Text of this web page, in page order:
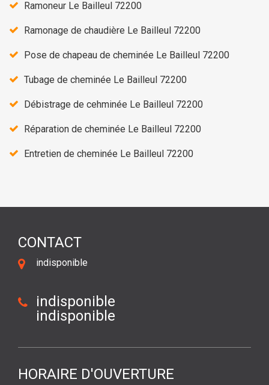
Ramoneur Le Bailleul 72200
Ramonage de chaudière Le Bailleul 72200
Pose de chapeau de cheminée Le Bailleul 72200
Tubage de cheminée Le Bailleul 72200
Débistrage de cehminée Le Bailleul 72200
Réparation de cheminée Le Bailleul 72200
Entretien de cheminée Le Bailleul 72200
CONTACT
indisponible
indisponible
indisponible
HORAIRE D'OUVERTURE